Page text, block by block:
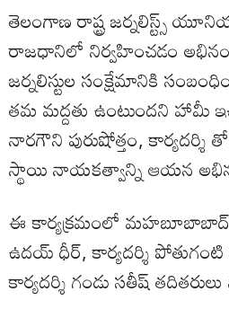
తెలంగాణ రాష్ట్ర జర్నలిస్ట్స్
రాజధానిలో నిర్వహించడం
జర్నలిస్టుల సంక్షేమానికి
తమ మద్దతు ఉంటుందని హామీ
నారగౌని పురుషోత్తం,
స్థాయి నాయకత్వాన్ని ఆయన
ఈ కార్యక్రమంలో మహబూబాబాద్
ఉదయ్ ధీర్, కార్యదర్శి
కార్యదర్శి గండు సతీష్